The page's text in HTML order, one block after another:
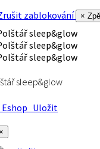
zablokování
×
sleep&glow
Uložit